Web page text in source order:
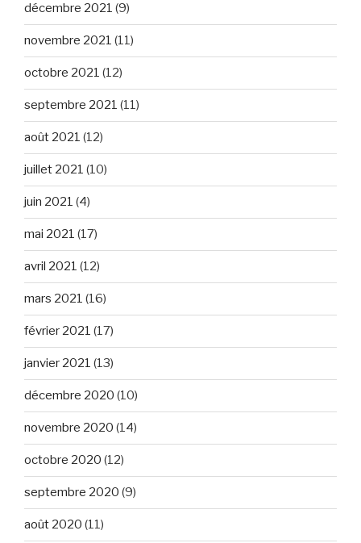
décembre 2021 (9)
novembre 2021 (11)
octobre 2021 (12)
septembre 2021 (11)
août 2021 (12)
juillet 2021 (10)
juin 2021 (4)
mai 2021 (17)
avril 2021 (12)
mars 2021 (16)
février 2021 (17)
janvier 2021 (13)
décembre 2020 (10)
novembre 2020 (14)
octobre 2020 (12)
septembre 2020 (9)
août 2020 (11)